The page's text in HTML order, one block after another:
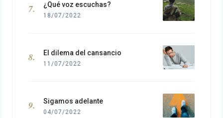
¿Qué voz escuchas?
18/07/2022
El dilema del cansancio
11/07/2022
Sigamos adelante
04/07/2022